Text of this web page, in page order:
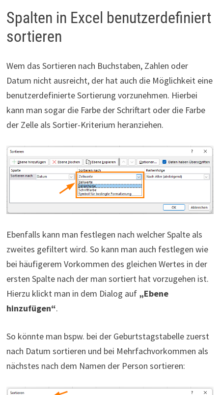
Spalten in Excel benutzerdefiniert
sortieren
Wem das Sortieren nach Buchstaben, Zahlen oder
Datum nicht ausreicht, der hat auch die Möglichkeit eine
benutzerdefinierte Sortierung vorzunehmen. Hierbei
kann man sogar die Farbe der Schriftart oder die Farbe
der Zelle als Sortier-Kriterium heranziehen.
Ebenfalls kann man festlegen nach welcher Spalte als
zweites gefiltert wird. So kann man auch festlegen wie
bei häufigerem Vorkommen des gleichen Wertes in der
ersten Spalte nach der man sortiert hat vorzugehen ist.
Hierzu klickt man in dem Dialog auf„Ebene
hinzufügen“.
So könnte man bspw. bei der Geburtstagstabelle zuerst
nach Datum sortieren und bei Mehrfachvorkommen als
nächstes nach dem Namen der Person sortieren: